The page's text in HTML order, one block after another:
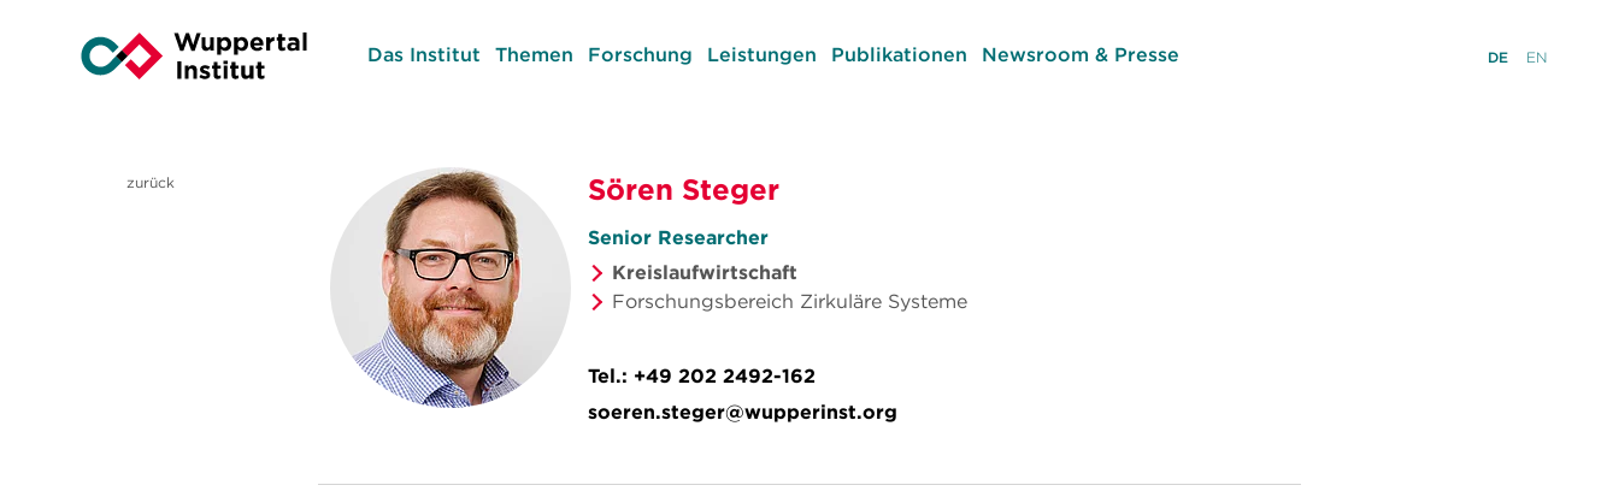
Das Institut Themen Forschung Leistungen Publikationen Newsroom & Presse DE EN
zurück Sören Steger
Senior Researcher
Kreislaufwirtschaft
Forschungsbereich Zirkuläre Systeme
Tel.: +49 202 2492-162
soeren.steger@wupperinst.org